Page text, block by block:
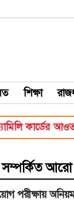
শিক্ষা
আওতায়
পরীক্ষায়